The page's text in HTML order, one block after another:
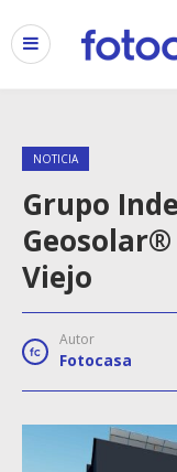
NOTICIA
Grupo
Viejo
Autor
Fotocasa